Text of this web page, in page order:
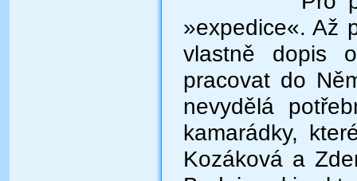
»expedice«. Až
vlastně dopis
pracovat do
nevydělá
kamarádky,
Kozáková a